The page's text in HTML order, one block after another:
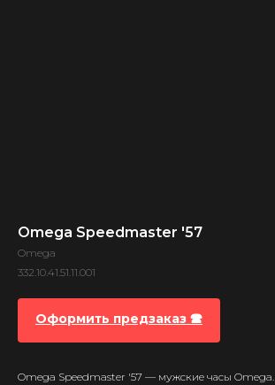
Omega Speedmaster '57
Omega
332.10.41.51.11.001
Оформить предзаказ 🕿
Omega Speedmaster '57 — мужские часы Omega.